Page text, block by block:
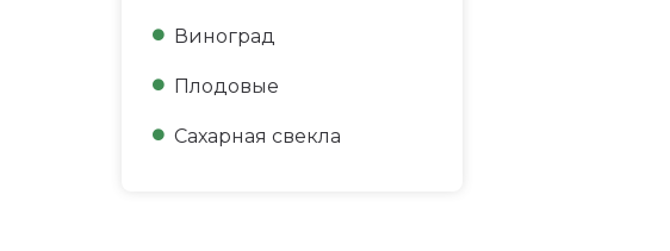
Виноград
Плодовые
Сахарная свекла